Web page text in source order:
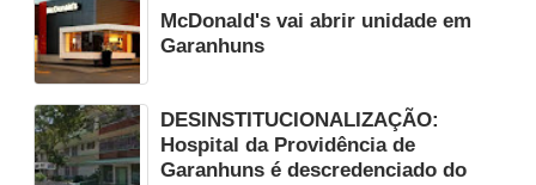
McDonald's vai abrir unidade em
Garanhuns
DESINSTITUCIONALIZAÇÃO:
Hospital da Providência de
Garanhuns é descredenciado do